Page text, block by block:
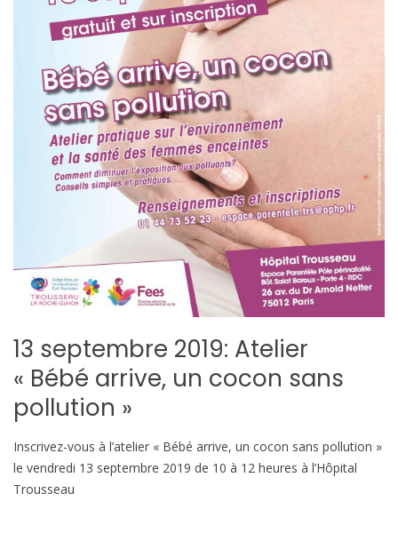
13 septembre 2019: Atelier
« Bébé arrive, un cocon sans
pollution »
Inscrivez-vous à l’atelier « Bébé arrive, un cocon sans pollution »
le vendredi 13 septembre 2019 de 10 à 12 heures à l’Hôpital
Trousseau